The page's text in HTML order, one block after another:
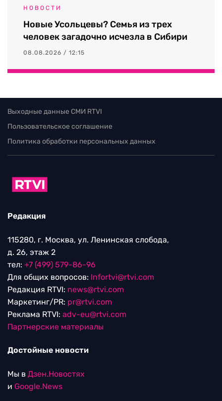
НОВОСТИ
Новые Усольцевы? Семья из трех
человек загадочно исчезла в Сибири
08.08.2026 / 12:15
Выходные данные СМИ RTVI
Пользовательское соглашение
Политика обработки персональных данных
Редакция
115280, г. Москва, ул. Ленинская слобода,
д. 26, этаж 2
тел: +7 (499) 579-86-96
Для общих вопросов: Infortvi@rtvi.com
Редакция RTVI: news@rtvi.com
Маркетинг/PR: pr@rtvi.com
Реклама RTVI: adv-eu@rtvi.com
Партнерские материалы
Достойные новости
Мы в Дзен.Новостях
и Google.News